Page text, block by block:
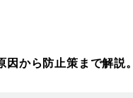
から防止策まで解説。